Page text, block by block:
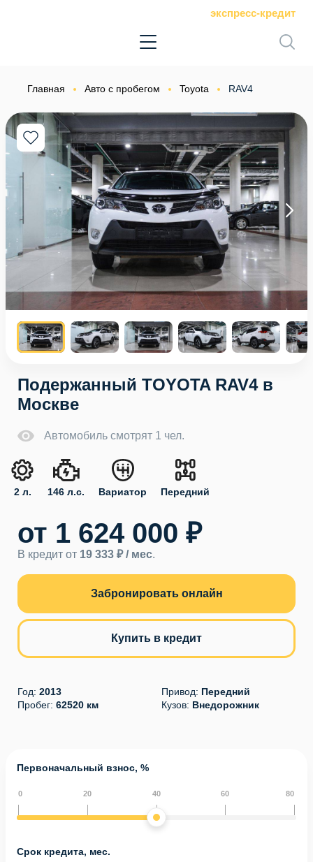
экспресс-кредит
Главная Авто с пробегом Toyota RAV4
Подержанный TOYOTA RAV4 в
Москве
Автомобиль смотрят 1 чел.
2 л. 146 л.с. Вариатор Передний
от 1 624 000 ₽
В кредит от 19 333 ₽ / мес.
Забронировать онлайн
Купить в кредит
Год: 2013
Пробег: 62520 км
Привод: Передний
Кузов: Внедорожник
Первоначальный взнос, %
0 20 40 60 80
Срок кредита, мес.